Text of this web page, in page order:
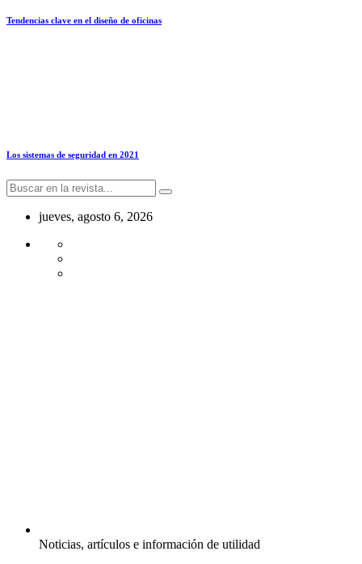
Tendencias clave en el diseño de oficinas
Los sistemas de seguridad en 2021
jueves, agosto 6, 2026
Noticias, artículos e información de utilidad